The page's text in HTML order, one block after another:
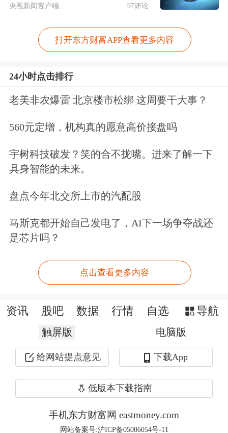
一。截至今年一季度末，该股获得阿布
达比投资局新进且重仓，持仓市值达到
46.26亿元，位列公司第六大流通股
东。财报显示，今年一季度，公司实现
截至一季度末，该公司获得摩根士丹利
银行集团两家QFII新进持仓，持仓市值
合计达到37.09亿元。
根士丹利（MS）国际股份有限公司新
三位。
从布局情况来看，共有7家外资机构的
持股超过百只，分别为瑞士联合银行集
团持有526只、The Goldman Sachs
Group, Inc.持有525只、高盛国际持有
央视新闻客户端 97评论
打开东方财富APP查看更多内容
24小时点击排行
老美非农爆雷 北京楼市松绑 这周要干大事？
560元定增，机构真的愿意高价接盘吗
宇树科技破发？笑的合不拢嘴。进来了解一下
具身智能的未来。
盘点今年北交所上市的汽配股
马斯克都开始自己发电了，AI下一场争夺战还
是芯片吗？
点击查看更多内容
资讯 股吧 数据 行情 自选 导航
触屏版 电脑版
给网站提点意见 下载App
低版本下载指南
手机东方财富网 eastmoney.com
网站备案号:沪ICP备05006054号-11